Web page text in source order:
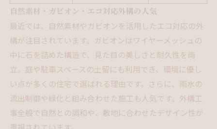
自然素材・ガビオン・エコ対応外構の人気
最近では、自然素材やガビオンを活用したエコ対応の外
構が注目されています。ガビオンはワイヤーメッシュの
中に石を詰めた構造で、見た目の美しさと耐久性を両
立。庭や駐車スペースの土留にも利用でき、環境に優し
い点が多くの住宅で選ばれる理由です。さらに、雨水の
流出制御や緑化と組み合わせた施工も人気です。外構工
事全般で自然との調和や、敷地に合わせたデザイン性が